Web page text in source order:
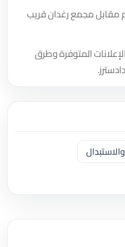
مقابل مجمع رغدان قريب
المتوفرة وطرق